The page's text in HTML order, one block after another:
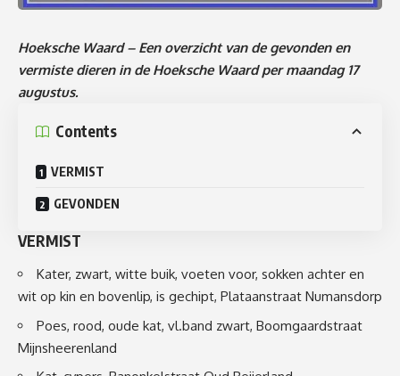
Hoeksche Waard – Een overzicht van de gevonden en
vermiste dieren in de Hoeksche Waard per maandag 17
augustus.
Contents
VERMIST
GEVONDEN
VERMIST
Kater, zwart, witte buik, voeten voor, sokken achter en
wit op kin en bovenlip, is gechipt, Plataanstraat Numansdorp
Poes, rood, oude kat, vl.band zwart, Boomgaardstraat
Mijnsheerenland